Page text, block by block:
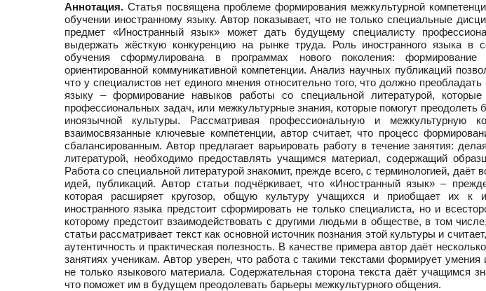
Аннотация. Статья посвящена проблеме формирования межкультурной
обучении иностранному языку. Автор показывает, что не только специальные
предмет «Иностранный язык» может дать будущему специалисту
выдержать жёсткую конкуренцию на рынке труда. Роль иностранного языка в
обучения сформулирована в программах нового поколения: формирование
ориентированной коммуникативной компетенции. Анализ научных публикаций
что у специалистов нет единого мнения относительно того, что должно
языку – формирование навыков работы со специальной литературой,
профессиональных задач, или межкультурные знания, которые помогут
иноязычной культуры. Рассматривая профессиональную и межкультурную
взаимосвязанные ключевые компетенции, автор считает, что процесс
сбалансированным. Автор предлагает варьировать работу в течение занятия:
литературой, необходимо предоставлять учащимся материал, содержащий
Работа со специальной литературой знакомит, прежде всего, с терминологией, даёт
идей, публикаций. Автор статьи подчёркивает, что «Иностранный язык» –
которая расширяет кругозор, общую культуру учащихся и приобщает их к
иностранного языка предстоит сформировать не только специалиста, но и
которому предстоит взаимодействовать с другими людьми в обществе, в том
статьи рассматривает текст как основной источник познания этой культуры и
аутентичность и практическая полезность. В качестве примера автор даёт
занятиях ученикам. Автор уверен, что работа с такими текстами формирует
не только языкового материала. Содержательная сторона текста даёт учащимся
что поможет им в будущем преодолевать барьеры межкультурного общения.